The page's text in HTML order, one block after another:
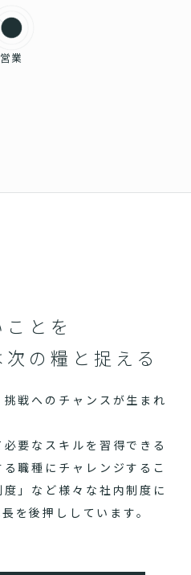
営業
とを
の糧と捉える
戦へのチャンスが生まれ
要なスキルを習得できる
る職種にチャレンジするこ
」など様々な社内制度に
を後押ししています。